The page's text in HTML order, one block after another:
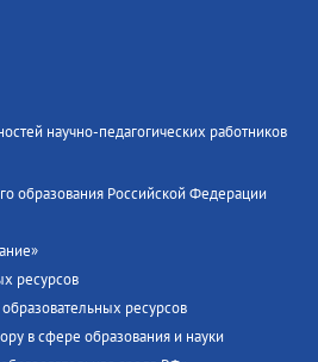
научно-педагогических работников
образования Российской Федерации
ресурсов
ресурсов
в сфере образования и науки